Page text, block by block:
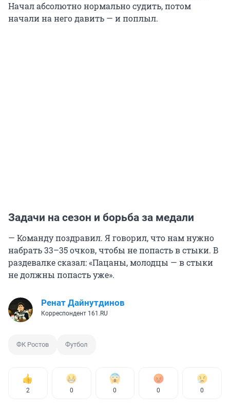
Начал абсолютно нормально судить, потом
начали на него давить — и поплыл.
Задачи на сезон и борьба за медали
— Команду поздравил. Я говорил, что нам нужно
набрать 33–35 очков, чтобы не попасть в стыки. В
раздевалке сказал: «Пацаны, молодцы — в стыки
не должны попасть уже».
Ренат Дайнутдинов
Корреспондент 161.RU
ФК Ростов Футбол
2 0 0 0 0